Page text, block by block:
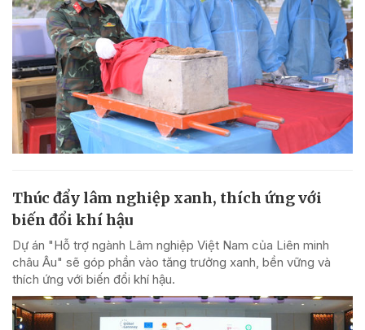
Thúc đẩy lâm nghiệp xanh, thích ứng với
biến đổi khí hậu
Dự án "Hỗ trợ ngành Lâm nghiệp Việt Nam của Liên minh
châu Âu" sẽ góp phần vào tăng trưởng xanh, bền vững và
thích ứng với biến đổi khí hậu.